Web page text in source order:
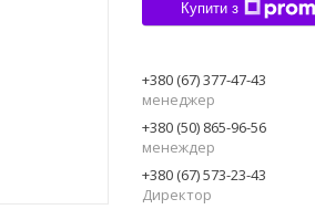
Купити з
+380 (67) 377-47-43
менеджер
+380 (50) 865-96-56
менеждер
+380 (67) 573-23-43
Директор